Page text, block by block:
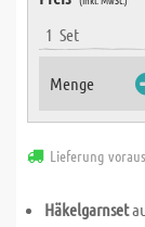
1 Set
Menge
Lieferung
Häkelgarnset